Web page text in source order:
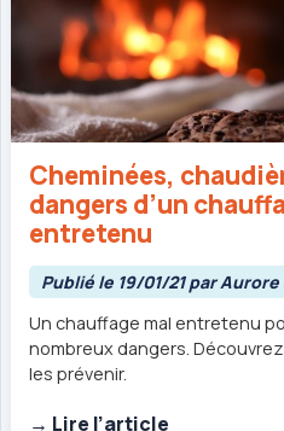
Cheminées,
dangers d’un
entretenu
Publié le 19/01/21 par
Un chauffage mal entretenu
nombreux dangers.
les prévenir.
→ Lire l’article